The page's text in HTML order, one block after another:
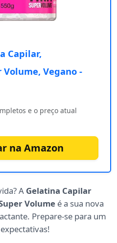
Capilar,
Volume, Vegano -
e o preço atual
na Amazon
A Gelatina Capilar
Volume é a sua nova
Prepare-se para um